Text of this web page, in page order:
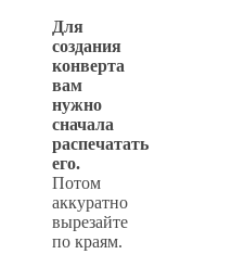
Для
создания
конверта
вам
нужно
сначала
распечатать
его.
Потом
аккуратно
вырезайте
по краям.